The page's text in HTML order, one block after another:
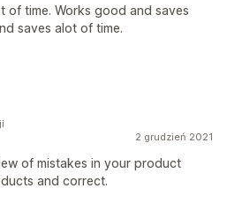
of time. Works good and saves
saves alot of time.
2 grudzień 2021
of mistakes in your product
and correct.